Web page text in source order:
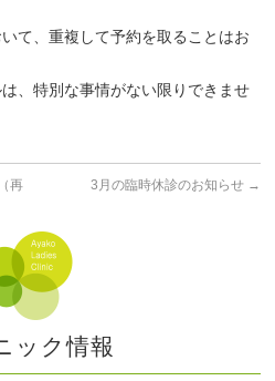
て、重複して予約を取ることはお
、特別な事情がない限りできませ
再
3月の臨時休診のお知らせ →
ック情報